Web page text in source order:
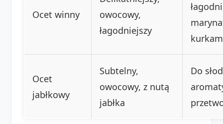
Ocet winny
owocowy,
łagodniejszy
Ocet
jabłkowy
Subtelny,
owocowy, z nutą
jabłka
Do